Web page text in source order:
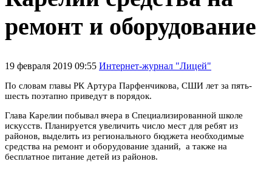
ремонт и оборудование
19 февраля 2019 09:55 Интернет-журнал "Лицей"
По словам главы РК Артура Парфенчикова, СШИ лет за пять-
шесть поэтапно приведут в порядок.
Глава Карелии побывал вчера в Специализированной школе
искусств. Планируется увеличить число мест для ребят из
районов, выделить из регионального бюджета необходимые
средства на ремонт и оборудование зданий, а также на
бесплатное питание детей из районов.